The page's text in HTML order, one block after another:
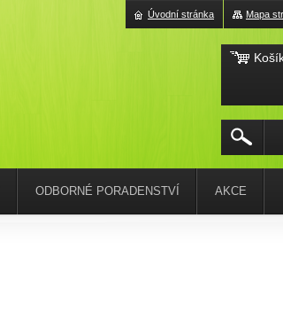
ODBORNÉ PORADENSTVÍ AKCE
Mapa
Úvodní stránka